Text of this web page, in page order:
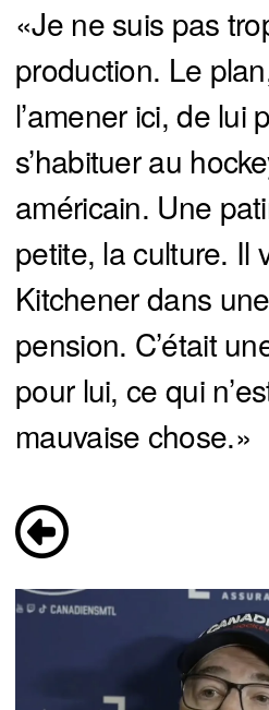
«Je ne suis pas
production. Le
l’amener ici, de lui
s’habituer au
américain. Une
petite, la culture. Il
Kitchener dans
pension. C’était
pour lui, ce qui
mauvaise chose.»